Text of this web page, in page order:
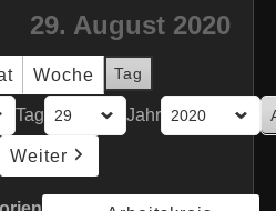
29. August 2020
Woche Tag
Tag Jahr
Weiter